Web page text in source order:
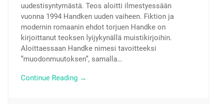
uudestisyntymästä. Teos aloitti ilmestyessään
vuonna 1994 Handken uuden vaiheen. Fiktion ja
modernin romaanin ehdot torjuen Handke on
kirjoittanut teoksen lyijykynällä muistikirjoihin.
Aloittaessaan Handke nimesi tavoitteeksi
”muodonmuutoksen”, samalla…
Continue Reading →